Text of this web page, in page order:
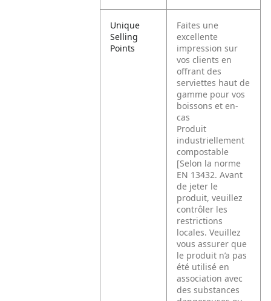
Unique
Selling
Points
Faites une
excellente
impression sur
vos clients en
offrant des
serviettes haut de
gamme pour vos
boissons et en-
cas
Produit
industriellement
compostable
[Selon la norme
EN 13432. Avant
de jeter le
produit, veuillez
contrôler les
restrictions
locales. Veuillez
vous assurer que
le produit n’a pas
été utilisé en
association avec
des substances